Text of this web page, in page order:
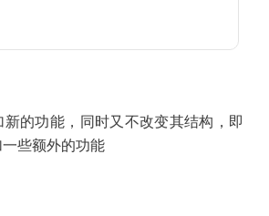
的功能，同时又不改变其结构，即
些额外的功能